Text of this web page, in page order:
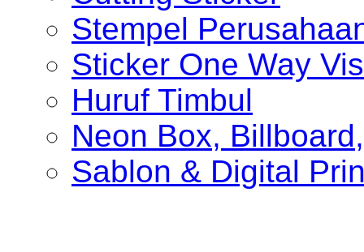
Stempel
Sticker One Way
Huruf Timbul
Neon Box,
Sablon & Digital